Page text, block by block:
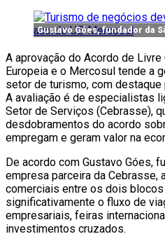
Gustavo Góes, fundador da
A aprovação do Acordo de
Europeia e o Mercosul tende a
setor de turismo, com
A avaliação é de especialistas
Setor de Serviços (Cebrasse),
desdobramentos do acordo
empregam e geram valor na
De acordo com Gustavo Góes,
empresa parceira da Cebrasse,
comerciais entre os dois
significativamente o fluxo de
empresariais, feiras
investimentos cruzados.